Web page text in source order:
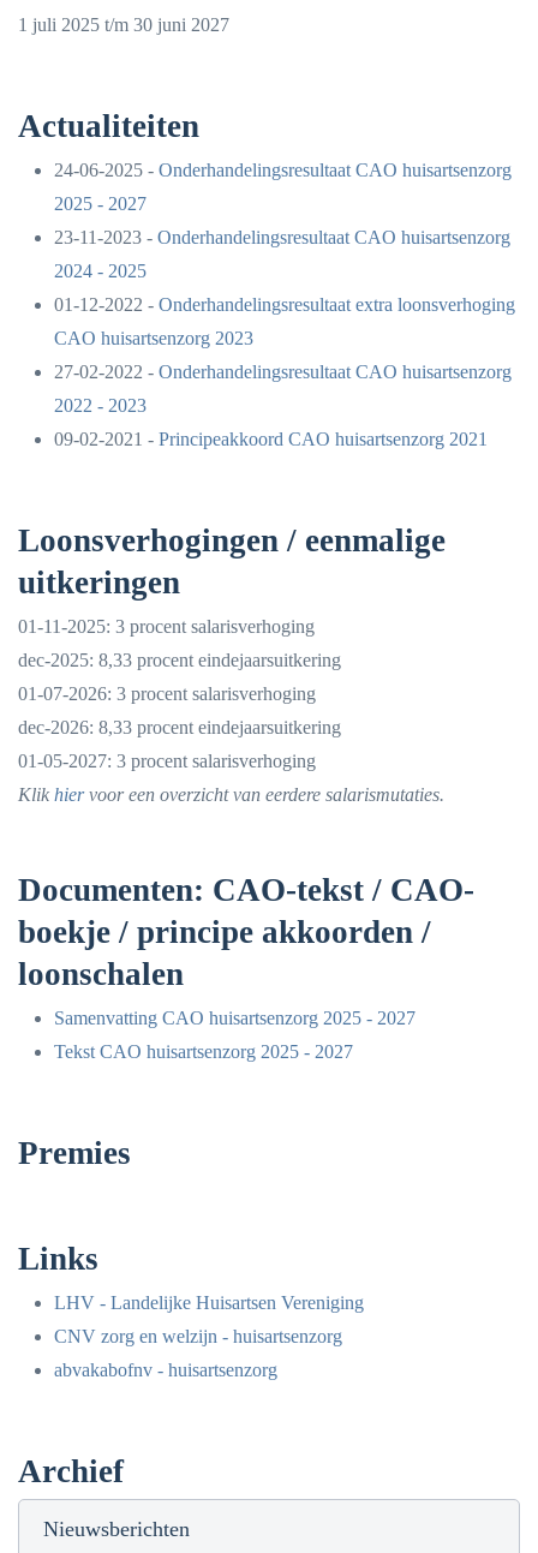
1 juli 2025 t/m 30 juni 2027
Actualiteiten
24-06-2025 - Onderhandelingsresultaat CAO huisartsenzorg
2025 - 2027
23-11-2023 - Onderhandelingsresultaat CAO huisartsenzorg
2024 - 2025
01-12-2022 - Onderhandelingsresultaat extra loonsverhoging
CAO huisartsenzorg 2023
27-02-2022 - Onderhandelingsresultaat CAO huisartsenzorg
2022 - 2023
09-02-2021 - Principeakkoord CAO huisartsenzorg 2021
Loonsverhogingen / eenmalige
uitkeringen
01-11-2025: 3 procent salarisverhoging
dec-2025: 8,33 procent eindejaarsuitkering
01-07-2026: 3 procent salarisverhoging
dec-2026: 8,33 procent eindejaarsuitkering
01-05-2027: 3 procent salarisverhoging
Klik hiervoor een overzicht van eerdere salarismutaties.
Documenten: CAO-tekst / CAO-
boekje / principe akkoorden /
loonschalen
Samenvatting CAO huisartsenzorg 2025 - 2027
Tekst CAO huisartsenzorg 2025 - 2027
Premies
Links
LHV - Landelijke Huisartsen Vereniging
CNV zorg en welzijn - huisartsenzorg
abvakabofnv - huisartsenzorg
Archief
Nieuwsberichten